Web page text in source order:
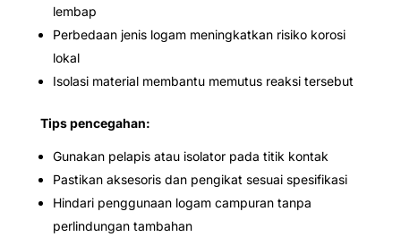
lembap
Perbedaan jenis logam meningkatkan risiko korosi
lokal
Isolasi material membantu memutus reaksi tersebut
Tips pencegahan:
Gunakan pelapis atau isolator pada titik kontak
Pastikan aksesoris dan pengikat sesuai spesifikasi
Hindari penggunaan logam campuran tanpa
perlindungan tambahan